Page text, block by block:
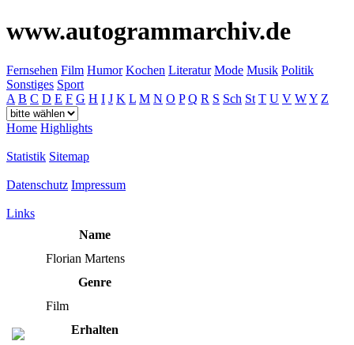
www.autogrammarchiv.de
Fernsehen Film Humor Kochen Literatur Mode Musik Politik
Sonstiges Sport
A B C D E F G H I J K L M N O P Q R S Sch St T U V WY Z
Home Highlights
Statistik Sitemap
Datenschutz Impressum
Links
Name
Florian Martens
Genre
Film
Erhalten